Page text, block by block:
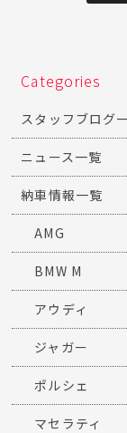
Categories
スタッフブログ
ニュース一覧
納車情報一覧
AMG
BMW M
アウディ
ジャガー
ポルシェ
マセラティ